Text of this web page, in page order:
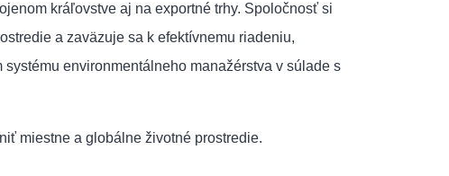
kráľovstve aj na exportné trhy. Spoločnosť si
a zaväzuje sa k efektívnemu riadeniu,
environmentálneho manažérstva v súlade s
miestne a globálne životné prostredie.